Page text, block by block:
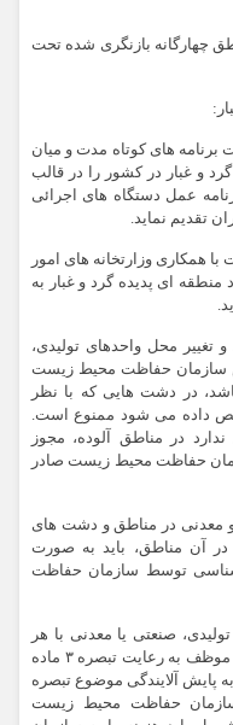
چهارگانه بازنگری شده تحت
های کوتاه مدت و میان
و غبار در کشور را در قالب
عمل دستگاه های اجرائی
تقدیم نماید.
وزارتخانه های امور
منطقه ای پدیده گرد و غبار به
تغییر محل واحدهای تولیدی،
سازمان حفاظت محیط زیست
در دشت هایی که با نظر
داده می شود ممنوع است.
در مناطق آلوده، مجوز
حفاظت محیط زیست صادر
و معدنی در مناطق و دشت های
در آن مناطق، باید به صورت
توسط سازمان حفاظت
صنعتی یا معدنی با هر
سطح از آلایندگی (حتی به میزان خیلی کم)، موظف به رعایت تبصره ۳ ماده
پایش آلایندگی موضوع تبصره
حفاظت محیط زیست